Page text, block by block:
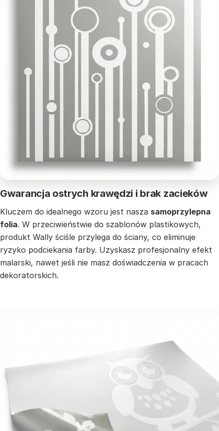
Gwarancja ostrych krawędzi i brak zacieków
Kluczem do idealnego wzoru jest nasza samoprzylepna
folia. W przeciwieństwie do szablonów plastikowych,
produkt Wally ściśle przylega do ściany, co eliminuje
ryzyko podciekania farby. Uzyskasz profesjonalny efekt
malarski, nawet jeśli nie masz doświadczenia w pracach
dekoratorskich.